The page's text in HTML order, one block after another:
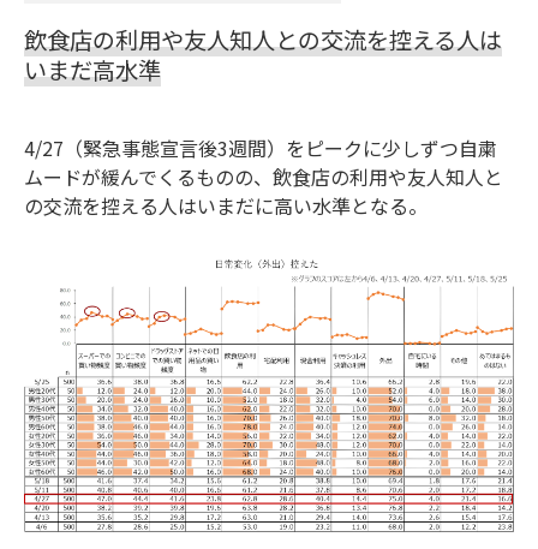
飲食店の利用や友人知人との交流を控える人は
いまだ高水準
4/27（緊急事態宣言後3週間）をピークに少しずつ自粛
ムードが緩んでくるものの、飲食店の利用や友人知人と
の交流を控える人はいまだに高い水準となる。